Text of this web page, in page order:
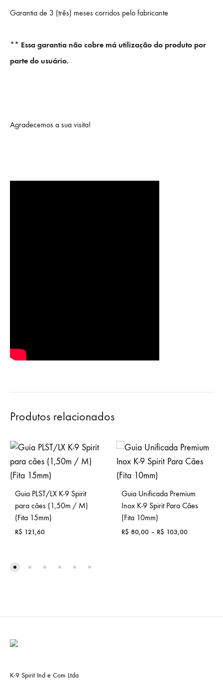
Garantia de 3 (três) meses corridos pelo fabricante
** Essa garantia não cobre má utilização do produto por
parte do usuário.
Agradecemos a sua visita!
Produtos relacionados
Guia PLST/LX K-9 Spirit
para cães (1,50m / M)
(Fita 15mm)
R$ 121,60
Guia Unificada Premium
Inox K-9 Spirit Para Cães
(Fita 10mm)
R$ 80,00 – R$ 103,00
K-9 Spirit Ind e Com Ltda